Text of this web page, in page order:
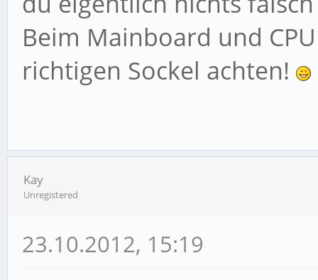
Beim Mainboard und
richtigen Sockel achten!
Kay
Unregistered
23.10.2012, 15:19